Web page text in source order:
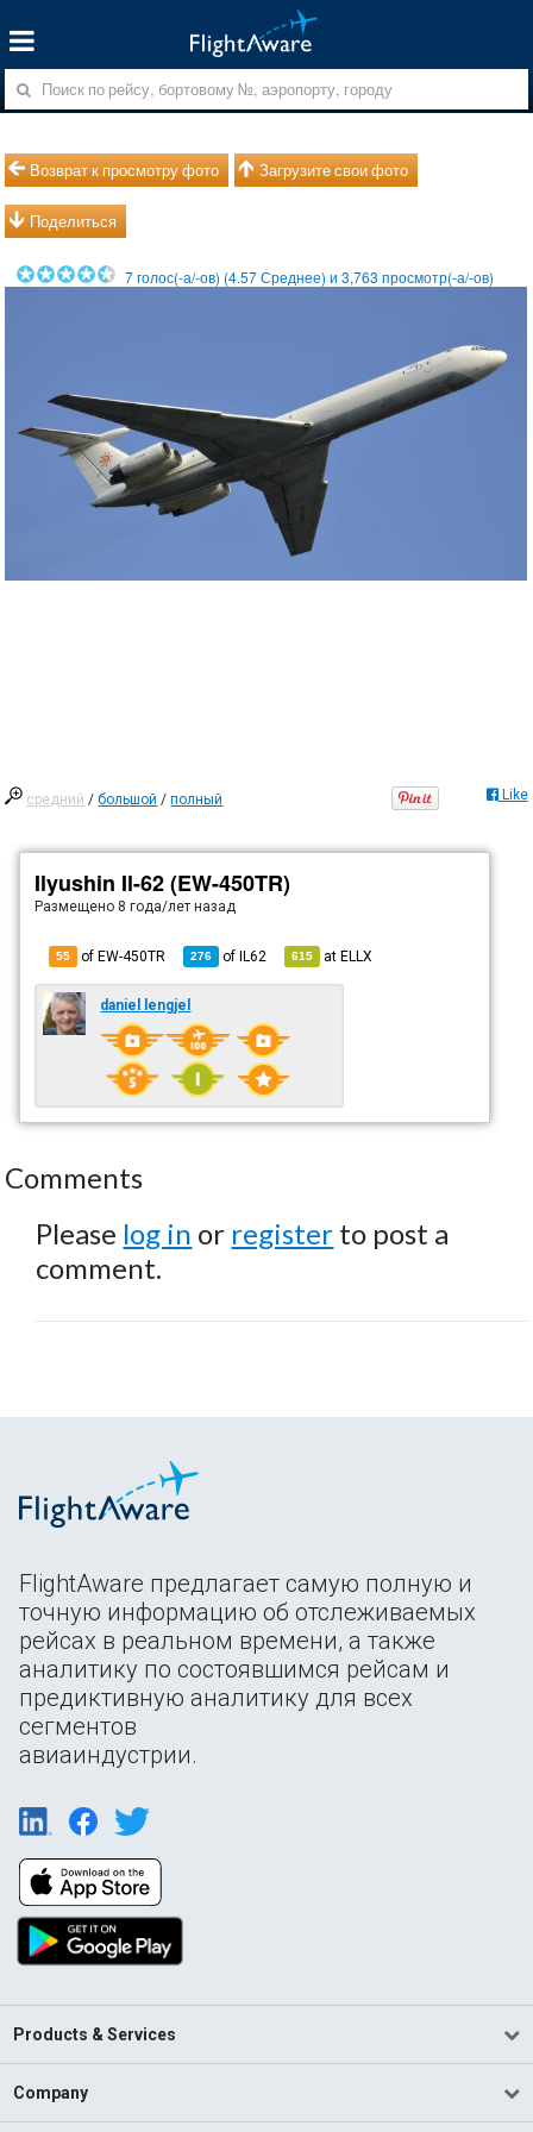
Возврат к просмотру фото Загрузите свои фото
Поделиться
7голос(-а/-ов) (4.57Среднее) и3,763 просмотр(-а/-ов)
средний /большой /полный Like
Ilyushin Il-62 (EW-450TR)
Размещено 8 года/лет назад
55 of EW-450TR 276 ofIL62 615 atELLX
daniel lengjel
Comments
Please log in or register to post a
comment.
FlightAware предлагает самую полную и
точную информацию об отслеживаемых
рейсах в реальном времени, а также
аналитику по состоявшимся рейсам и
предиктивную аналитику для всех
сегментов
авиаиндустрии.
Products & Services
Company